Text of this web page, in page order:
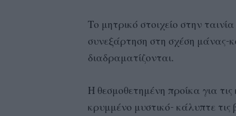
Το μητρικό στοιχείο στην
συνεξάρτηση στη σχέση μάνας-
διαδραματίζονται.
Η θεσμοθετημένη προίκα για
κρυμμένο μυστικό- κάλυπτε τις